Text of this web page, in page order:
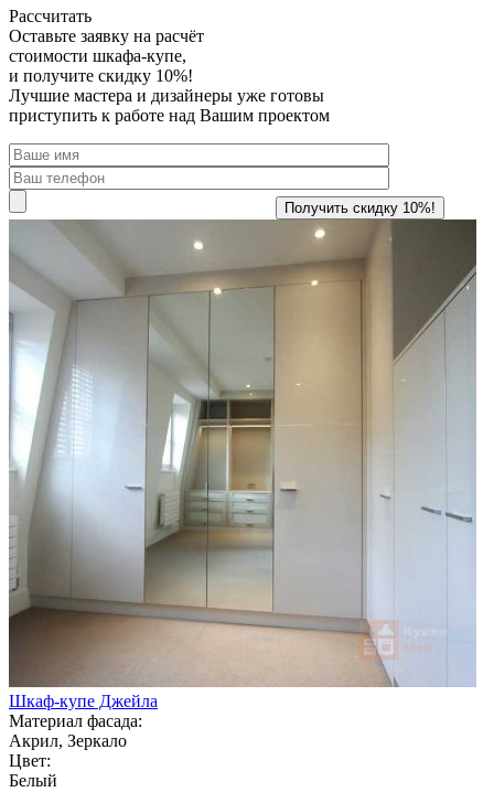
Рассчитать
Оставьте заявку на расчёт
стоимости шкафа-купе,
и получите скидку 10%!
Лучшие мастера и дизайнеры уже готовы
приступить к работе над Вашим проектом
Шкаф-купе Джейла
Материал фасада:
Акрил, Зеркало
Цвет:
Белый